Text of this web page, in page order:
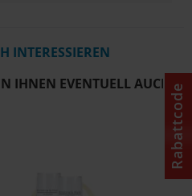
INTERESSIEREN
IHNEN EVENTUELL AUCH Rabattcode